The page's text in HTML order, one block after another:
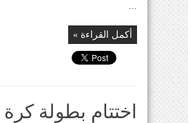
...
أكمل القراءة »
اختتام بطولة